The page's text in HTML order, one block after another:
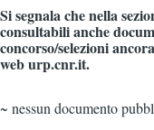
Si segnala che nella
consultabili anche
concorso/selezioni
web urp.cnr.it.
~ nessun documento